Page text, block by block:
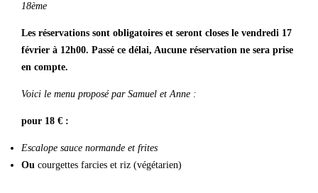
18ème
Les réservations sont obligatoires et seront closes le vendredi 17
février à 12h00. Passé ce délai, Aucune réservation ne sera prise
en compte.
Voici le menu proposé par Samuel et Anne :
pour 18 € :
Escalope sauce normande et frites
Ou courgettes farcies et riz (végétarien)